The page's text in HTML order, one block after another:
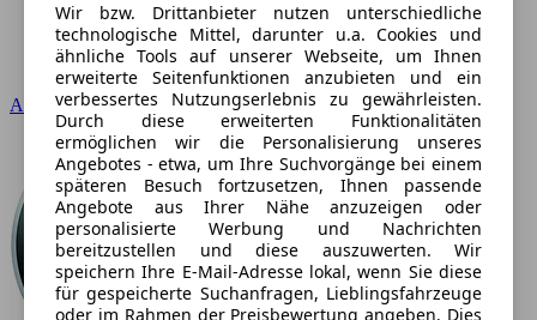
Audi
Wir bzw. Drittanbieter nutzen unterschiedliche
technologische Mittel, darunter u.a. Cookies und
ähnliche Tools auf unserer Webseite, um Ihnen
erweiterte Seitenfunktionen anzubieten und ein
verbessertes Nutzungserlebnis zu gewährleisten.
Durch diese erweiterten Funktionalitäten
ermöglichen wir die Personalisierung unseres
Angebotes - etwa, um Ihre Suchvorgänge bei einem
späteren Besuch fortzusetzen, Ihnen passende
Angebote aus Ihrer Nähe anzuzeigen oder
personalisierte Werbung und Nachrichten
bereitzustellen und diese auszuwerten. Wir
speichern Ihre E-Mail-Adresse lokal, wenn Sie diese
für gespeicherte Suchanfragen, Lieblingsfahrzeuge
oder im Rahmen der Preisbewertung angeben. Dies